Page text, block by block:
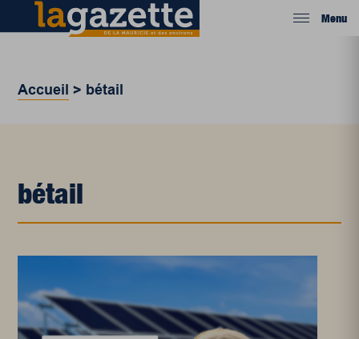
Menu
Accueil > bétail
bétail